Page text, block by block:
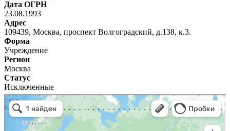
Дата ОГРН
23.08.1993
Адрес
109439, Москва, проспект Волгоградский, д.138, к.3.
Форма
Учреждение
Регион
Москва
Статус
Исключенные